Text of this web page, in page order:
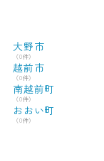
大野市
（0件）
越前市
（0件）
南越前町
（0件）
おおい町
（0件）